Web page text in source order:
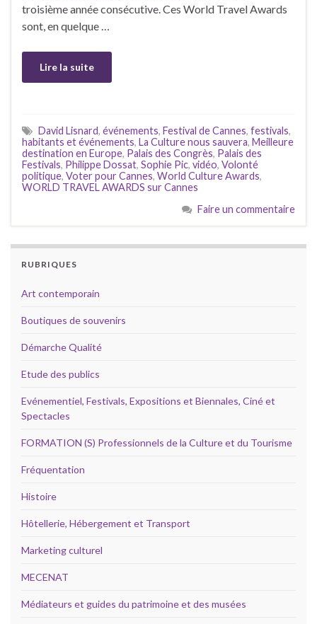
troisième année consécutive. Ces World Travel Awards
sont, en quelque …
Lire la suite
David Lisnard, événements, Festival de Cannes, festivals,
habitants et événements, La Culture nous sauvera, Meilleure
destination en Europe, Palais des Congrès, Palais des
Festivals, Philippe Dossat, Sophie Pic, vidéo, Volonté
politique, Voter pour Cannes, World Culture Awards,
WORLD TRAVEL AWARDS sur Cannes
Faire un commentaire
RUBRIQUES
Art contemporain
Boutiques de souvenirs
Démarche Qualité
Etude des publics
Evénementiel, Festivals, Expositions et Biennales, Ciné et
Spectacles
FORMATION (S) Professionnels de la Culture et du Tourisme
Fréquentation
Histoire
Hôtellerie, Hébergement et Transport
Marketing culturel
MECENAT
Médiateurs et guides du patrimoine et des musées